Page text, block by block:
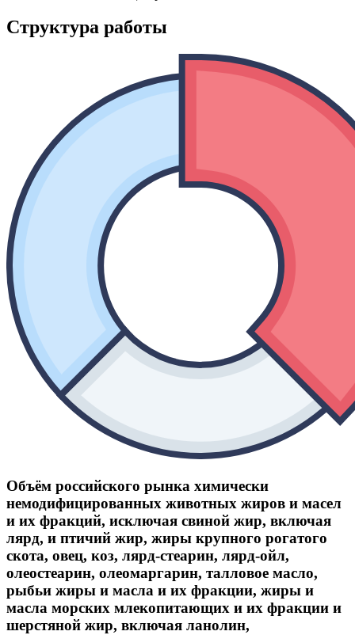
Структура работы
Объём российского рынка химически
немодифицированных животных жиров и масел
и их фракций, исключая свиной жир, включая
лярд, и птичий жир, жиры крупного рогатого
скота, овец, коз, лярд-стеарин, лярд-ойл,
олеостеарин, олеомаргарин, талловое масло,
рыбьи жиры и масла и их фракции, жиры и
масла морских млекопитающих и их фракции и
шерстяной жир, включая ланолин,